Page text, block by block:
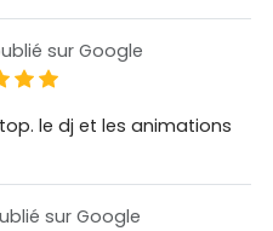
sur Google
le dj et les animations
sur Google